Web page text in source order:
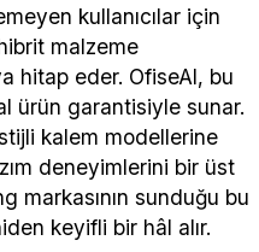
kullanıcılar için
malzeme
hitap eder. OfiseAl, bu
ürün garantisiyle sunar.
kalem modellerine
deneyimlerini bir üst
markasının sunduğu bu
keyifli bir hâl alır.